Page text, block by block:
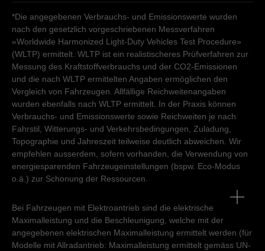
Kundendienst
Montag - Freitag 07:30-12:00 13:30 -17:30
Samstag - Sonntag
geschlossen
Kundendienst
13:30
Samstag - Sonntag
geschlossen
Dienstag
08:30-12:00 13:30-17:30
Mittwoch - Freitag
08:30 -12:00 13:30- 18:30
Samstag
09:00-14:00
Sonntag
geschlossen
Kundendienst
Montag - Freitag 07:30-12:00 13:30 -17:30
*Die angegebenen Verbrauchs- und Emissionswerte wurden
nach den gesetzlich vorgeschriebenen Messverfahren
«Worldwide Harmonized Light-Duty Vehicles Test Procedure»
(WLTP) ermittelt. WLTP ist ein realistischeres Prüfverfahren zur
Messung des Kraftstoffverbrauchs und der CO2-Emissionen
und die nach WLTP ermittelten Angaben ermöglichen den
Vergleich von Fahrzeugen. Allfällige Reichweitenangaben
wurden ebenfalls nach WLTP ermittelt. In der Praxis können
Verbrauchs- und Emissionswerte sowie Reichweiten je nach
Fahrstil, Witterungs- und Verkehrsbedingungen, Zuladung,
Topographie und Jahreszeit teilweise deutlich abweichen. Wir
empfehlen ausserdem, sofern vorhanden, die Verwendung von
energiesparenden Fahrzeugeinstellungen (bspw. Eco-Modus
o.ä.) zur Schonung der Ressourcen.
Bei Fahrzeugen mit Elektroantrieb sind die elektrische
Maximalleistung und die Beschleunigung, welche mit der
angegebenen elektrischen Maximalleistung ermittelt werden (für
Modelle mit Allradantrieb: Maximalleistung ermittelt gemäss UN-